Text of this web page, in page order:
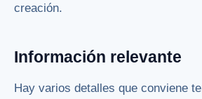
creación.
Información relevante
Hay varios detalles que conviene